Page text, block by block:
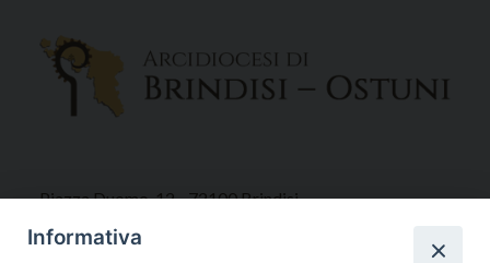
Piazza Duomo, 12 - 72100 Brindisi
Tel 0831.521958
Fax 0831.528315
Informativa